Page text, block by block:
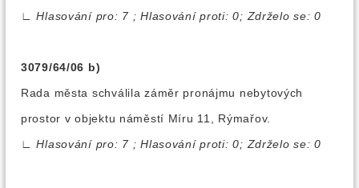
∟
Hlasování pro: 7 ; Hlasování proti: 0; Zdrželo se: 0
3079/64/06 b)
Rada města schválila záměr pronájmu nebytových
prostor v objektu náměstí Míru 11, Rýmařov.
∟
Hlasování pro: 7 ; Hlasování proti: 0; Zdrželo se: 0